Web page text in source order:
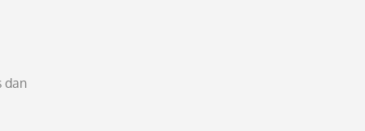
dan